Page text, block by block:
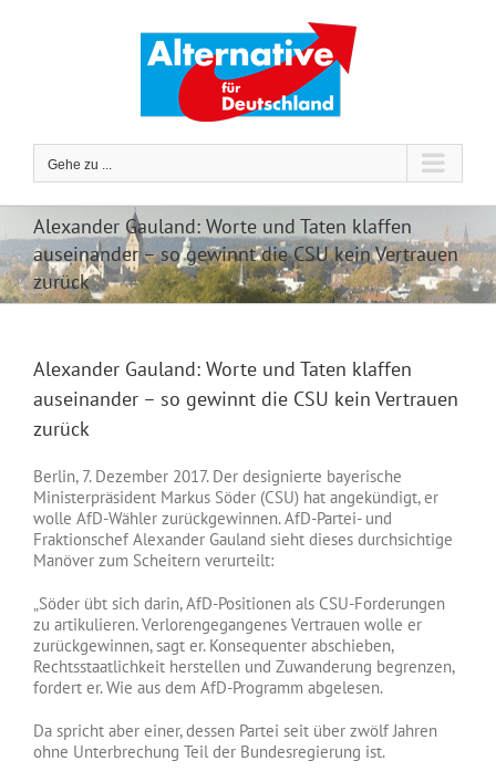
Gehe zu ...
Alexander Gauland: Worte und Taten klaffen
auseinander – so gewinnt die CSU kein Vertrauen
zurück
Alexander Gauland: Worte und Taten klaffen
auseinander – so gewinnt die CSU kein Vertrauen
zurück
Berlin, 7. Dezember 2017. Der designierte bayerische
Ministerpräsident Markus Söder (CSU) hat angekündigt, er
wolle AfD-Wähler zurückgewinnen. AfD-Partei- und
Fraktionschef Alexander Gauland sieht dieses durchsichtige
Manöver zum Scheitern verurteilt:
„Söder übt sich darin, AfD-Positionen als CSU-Forderungen
zu artikulieren. Verlorengegangenes Vertrauen wolle er
zurückgewinnen, sagt er. Konsequenter abschieben,
Rechtsstaatlichkeit herstellen und Zuwanderung begrenzen,
fordert er. Wie aus dem AfD-Programm abgelesen.
Da spricht aber einer, dessen Partei seit über zwölf Jahren
ohne Unterbrechung Teil der Bundesregierung ist.